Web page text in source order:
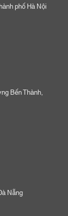
phố Hà Nội
Bến Thành,
Nẵng